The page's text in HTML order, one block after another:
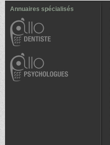
Annuaires spécialisés